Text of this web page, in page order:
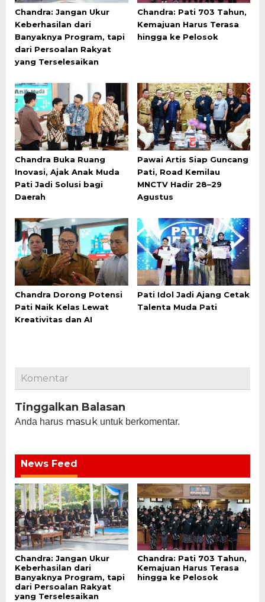
Chandra: Jangan Ukur
Keberhasilan dari
Banyaknya Program, tapi
dari Persoalan Rakyat
yang Terselesaikan
Chandra: Pati 703 Tahun,
Kemajuan Harus Terasa
hingga ke Pelosok
Chandra Buka Ruang
Inovasi, Ajak Anak Muda
Pati Jadi Solusi bagi
Daerah
Pawai Artis Siap Guncang
Pati, Road Kemilau
MNCTV Hadir 28–29
Agustus
Chandra Dorong Potensi
Pati Naik Kelas Lewat
Kreativitas dan AI
Pati Idol Jadi Ajang Cetak
Talenta Muda Pati
Komentar
Tinggalkan Balasan
Anda harus masuk untuk berkomentar.
News Feed
Chandra: Jangan Ukur
Keberhasilan dari
Banyaknya Program, tapi
dari Persoalan Rakyat
yang Terselesaikan
Chandra: Pati 703 Tahun,
Kemajuan Harus Terasa
hingga ke Pelosok